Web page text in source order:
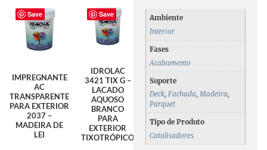
Save
IMPREGNANTE
AC
TRANSPARENTE
PARA EXTERIOR
2037 –
MADEIRA DE
LEI
Save
IDROLAC
3421 TIX G –
LACADO
AQUOSO
BRANCO
PARA
EXTERIOR
TIXOTRÓPICO
Ambiente
Interior
Fases
Acabamento
Suporte
Deck, Fachada, Madeira,
Parquet
Tipo de Produto
Catalisadores